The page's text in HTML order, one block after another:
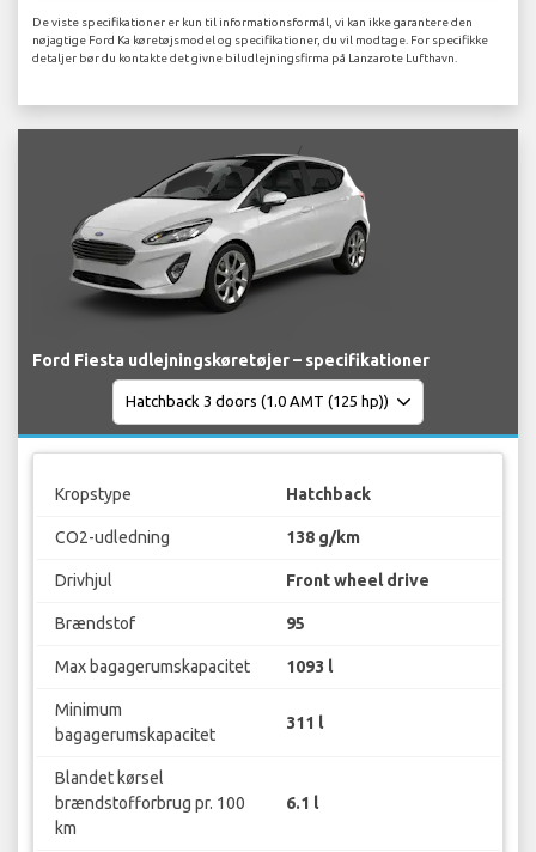
De viste specifikationer er kun til informationsformål, vi kan ikke garantere den
nøjagtige Ford Ka køretøjsmodel og specifikationer, du vil modtage. For specifikke
detaljer bør du kontakte det givne biludlejningsfirma på Lanzarote Lufthavn.
Ford Fiesta udlejningskøretøjer – specifikationer
Kropstype Hatchback
CO2-udledning 138 g/km
Drivhjul Front wheel drive
Brændstof 95
Max bagagerumskapacitet 1093 l
Minimum
bagagerumskapacitet
311 l
Blandet kørsel
brændstofforbrug pr. 100
km
6.1 l